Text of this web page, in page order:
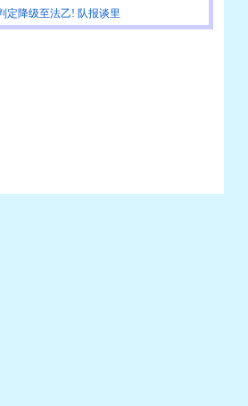
定降级至法乙! 队报谈里